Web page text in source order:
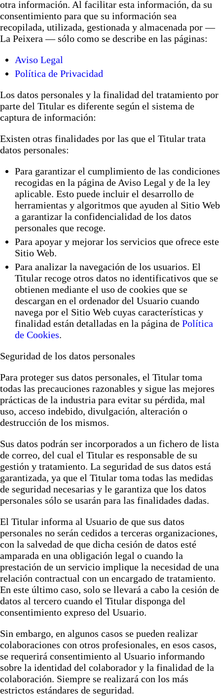
otra información. Al facilitar esta información, da su
consentimiento para que su información sea
recopilada, utilizada, gestionada y almacenada por —
La Peixera — sólo como se describe en las páginas:
Aviso Legal
Política de Privacidad
Los datos personales y la finalidad del tratamiento por
parte del Titular es diferente según el sistema de
captura de información:
Existen otras finalidades por las que el Titular trata
datos personales:
Para garantizar el cumplimiento de las condiciones
recogidas en la página de Aviso Legal y de la ley
aplicable. Esto puede incluir el desarrollo de
herramientas y algoritmos que ayuden al Sitio Web
a garantizar la confidencialidad de los datos
personales que recoge.
Para apoyar y mejorar los servicios que ofrece este
Sitio Web.
Para analizar la navegación de los usuarios. El
Titular recoge otros datos no identificativos que se
obtienen mediante el uso de cookies que se
descargan en el ordenador del Usuario cuando
navega por el Sitio Web cuyas características y
finalidad están detalladas en la página de Política
de Cookies.
Seguridad de los datos personales
Para proteger sus datos personales, el Titular toma
todas las precauciones razonables y sigue las mejores
prácticas de la industria para evitar su pérdida, mal
uso, acceso indebido, divulgación, alteración o
destrucción de los mismos.
Sus datos podrán ser incorporados a un fichero de lista
de correo, del cual el Titular es responsable de su
gestión y tratamiento. La seguridad de sus datos está
garantizada, ya que el Titular toma todas las medidas
de seguridad necesarias y le garantiza que los datos
personales sólo se usarán para las finalidades dadas.
El Titular informa al Usuario de que sus datos
personales no serán cedidos a terceras organizaciones,
con la salvedad de que dicha cesión de datos esté
amparada en una obligación legal o cuando la
prestación de un servicio implique la necesidad de una
relación contractual con un encargado de tratamiento.
En este último caso, solo se llevará a cabo la cesión de
datos al tercero cuando el Titular disponga del
consentimiento expreso del Usuario.
Sin embargo, en algunos casos se pueden realizar
colaboraciones con otros profesionales, en esos casos,
se requerirá consentimiento al Usuario informando
sobre la identidad del colaborador y la finalidad de la
colaboración. Siempre se realizará con los más
estrictos estándares de seguridad.